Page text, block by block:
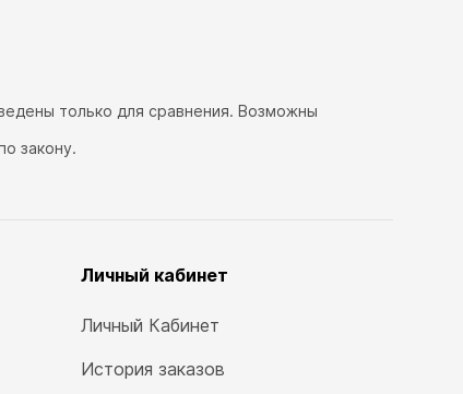
только для сравнения. Возможны
закону.
Личный кабинет
Личный Кабинет
История заказов